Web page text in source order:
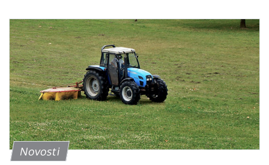
Novosti